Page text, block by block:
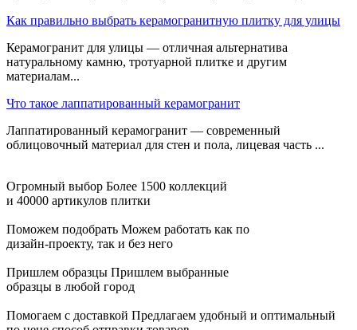
Как правильно выбрать керамогранитную плитку для улицы
Керамогранит для улицы — отличная альтернатива
натуральному камню, тротуарной плитке и другим
материалам...
Что такое лаппатированный керамогранит
Лаппатированный керамогранит — современный
облицовочный материал для стен и пола, лицевая часть ...
Огромный выбор Более 1500 коллекций
и 40000 артикулов плитки
Поможем подобрать Можем работать как по
дизайн-проекту, так и без него
Пришлем образцы Пришлем выбранные
образцы в любой город
Помогаем с доставкой Предлагаем удобный и оптимальный